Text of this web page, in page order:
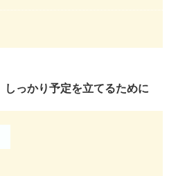
しっかり予定を立てるために